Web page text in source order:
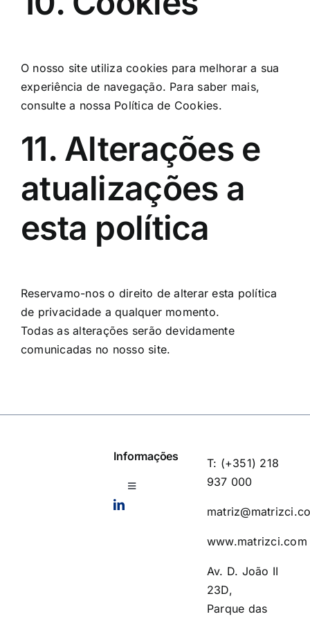
O nosso site utiliza cookies para melhorar a sua
experiência de navegação. Para saber mais,
consulte a nossa Política de Cookies.
11. Alterações e
atualizações a
esta política
Reservamo-nos o direito de alterar esta política
de privacidade a qualquer momento.
Todas as alterações serão devidamente
comunicadas no nosso site.
Informações
Toggle
T: (+351) 218
937 000
www.matrizci.com
Av. D. João II
23D,
Parque das